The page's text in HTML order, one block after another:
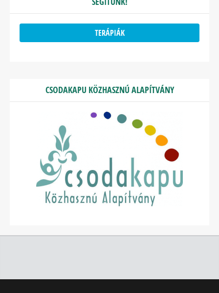
TERÁPIÁK
CSODAKAPU KÖZHASZNÚ ALAPÍTVÁNY